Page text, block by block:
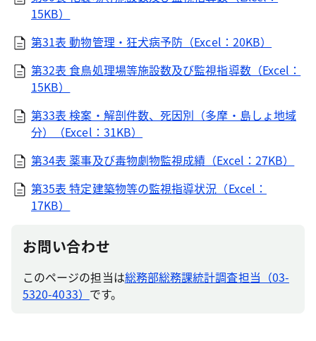
15KB）
第31表 動物管理・狂犬病予防（Excel：20KB）
第32表 食鳥処理場等施設数及び監視指導数（Excel：
15KB）
第33表 検案・解剖件数、死因別（多摩・島しょ地域
分）（Excel：31KB）
第34表 薬事及び毒物劇物監視成績（Excel：27KB）
第35表 特定建築物等の監視指導状況（Excel：
17KB）
お問い合わせ
このページの担当は総務部総務課統計調査担当（03-
5320-4033） です。